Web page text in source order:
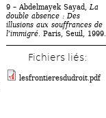
9 – Abdelmayek Sayad, La
double absence : Des
illusions aux souffrances de
l’immigré. Paris, Seuil, 1999.
Fichiers liés:
lesfrontieresdudroit.pdf